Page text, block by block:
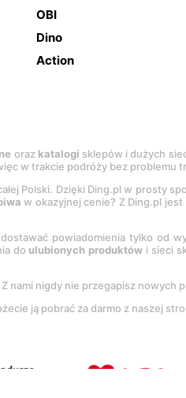
OBI
Dino
Action
oraz katalogi sklepów i dużych
w trakcie podróży bez problemu
Polski. Dzięki Ding.pl w prosty
w okazyjnej cenie? Z Ding.pl
powiadomienia tylko od
do ulubionych produktów i sieci
Z nami nigdy nie przegapisz nowych
ją pobrać za darmo z naszej